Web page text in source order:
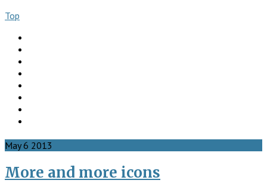
Top
May6 2013
More and more icons